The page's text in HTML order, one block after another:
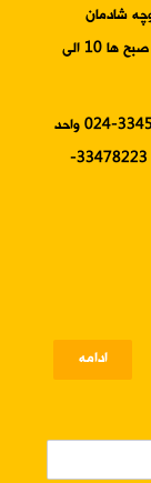
شادمان
ساختمان نامور طبقه پایین (درایام هفته صبح ها 10 الی
024-33544688 واحد مشتریان 33455453-024 واحد
مشتریان 33466877-024 واحد ریاست 33478223-
ادامه